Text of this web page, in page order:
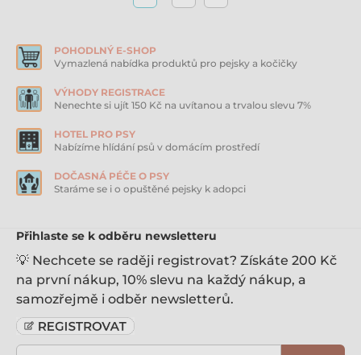
POHODLNÝ E-SHOP
Vymazlená nabídka produktů pro pejsky a kočičky
VÝHODY REGISTRACE
Nenechte si ujít 150 Kč na uvítanou a trvalou slevu 7%
HOTEL PRO PSY
Nabízíme hlídání psů v domácím prostředí
DOČASNÁ PÉČE O PSY
Staráme se i o opuštěné pejsky k adopci
Přihlaste se k odběru newsletteru
💡 Nechcete se raději registrovat? Získáte 200 Kč
na první nákup, 10% slevu na každý nákup, a
samozřejmě i odběr newsletterů.